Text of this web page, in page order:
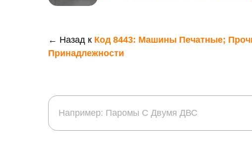
← Назад к Код 8443: Машины Печатные;
Принадлежности